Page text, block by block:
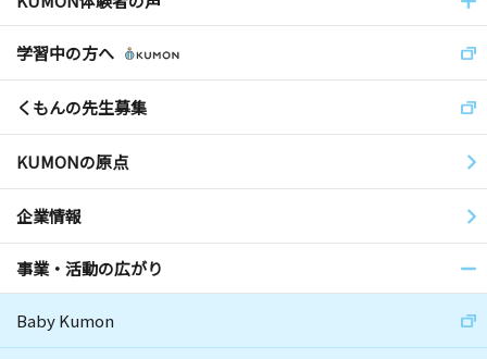
学習中の方へ
くもんの先生募集
KUMONの原点
企業情報
事業・活動の広がり
Baby Kumon